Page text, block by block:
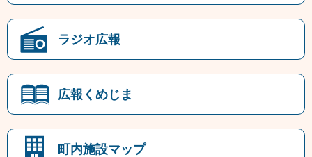
ラジオ広報
広報くめじま
町内施設マップ